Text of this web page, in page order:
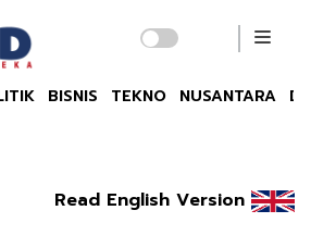
BISNIS TEKNO NUSANTARA
Read English Version